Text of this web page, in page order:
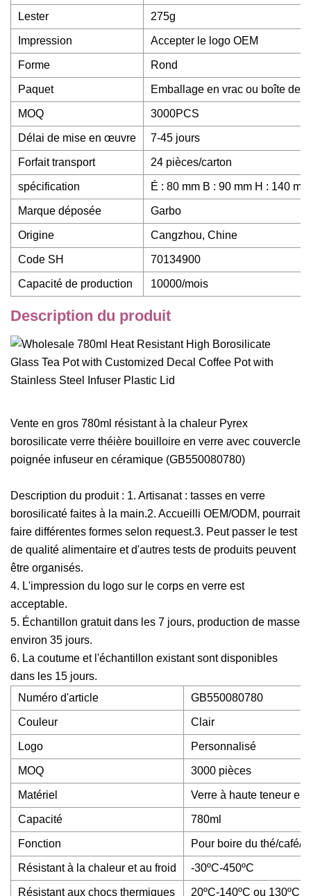
Lester 275g
Impression Accepter le logo OEM
Forme Rond
Paquet Emballage en vrac ou boîte de
MOQ 3000PCS
Délai de mise en œuvre 7-45 jours
Forfait transport 24 pièces/carton
spécification É : 80 mm B : 90 mm H : 140 mm
Marque déposée Garbo
Origine Cangzhou, Chine
Code SH 70134900
Capacité de production 10000/mois
Description du produit
Vente en gros 780ml résistant à la chaleur Pyrex
borosilicate verre théière bouilloire en verre avec couvercle
poignée infuseur en céramique (GB550080780)
Description du produit : 1. Artisanat : tasses en verre
borosilicaté faites à la main.2. Accueilli OEM/ODM, pourrait
faire différentes formes selon request.3. Peut passer le test
de qualité alimentaire et d'autres tests de produits peuvent
être organisés.
4. L'impression du logo sur le corps en verre est
acceptable.
5. Échantillon gratuit dans les 7 jours, production de masse
environ 35 jours.
6. La coutume et l'échantillon existant sont disponibles
dans les 15 jours.
Numéro d'article
GB550080780
Couleur Clair
Logo Personnalisé
MOQ 3000 pièces
Matériel Verre à haute teneur en
Capacité 780ml
Fonction Pour boire du thé/café/
Résistant à la chaleur et au froid -30ºC-450ºC
Résistant aux chocs thermiques 20ºC-140ºC ou 130ºC